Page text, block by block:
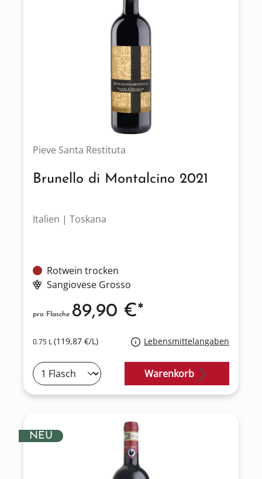
Pieve Santa Restituta
Brunello di Montalcino 2021
Italien | Toskana
Rotwein trocken
Sangiovese Grosso
0.75 L(119,87 €/L) Lebensmittelangaben
pro Flasche 89,90 €*
Warenkorb
NEU